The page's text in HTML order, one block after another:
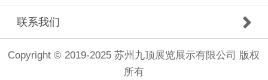
联系我们
Copyright © 2019-2025 苏州九顶展览展示有限公司 版权
所有